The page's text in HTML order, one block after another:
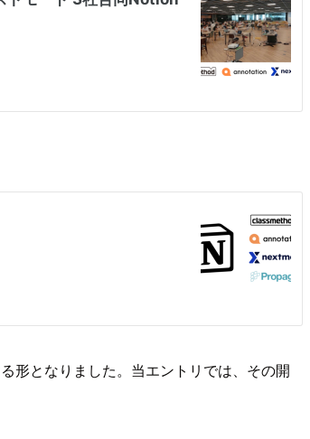
形となりました。当エントリでは、その開